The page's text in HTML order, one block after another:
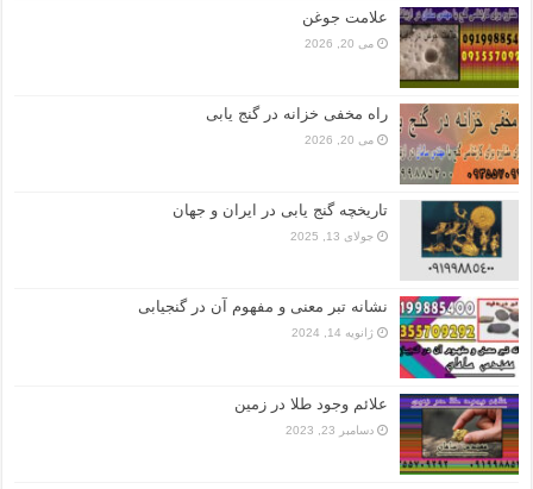
علامت جوغن
می 20, 2026
راه مخفی خزانه در گنج یابی
می 20, 2026
تاریخچه گنج‌ یابی در ایران و جهان
جولای 13, 2025
نشانه تبر معنی و مفهوم آن در گنجیابی
ژانویه 14, 2024
علائم وجود طلا در زمین
دسامبر 23, 2023